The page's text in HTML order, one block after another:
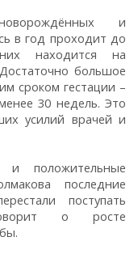
и
в год проходит до
находится на
большое
сроком гестации –
30 недель. Это
усилий врачей и
и положительные
последние
поступать
о росте